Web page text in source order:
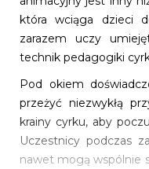
która wciąga dzieci
zarazem uczy
technik pedagogiki
Pod okiem
przeżyć niezwykłą
krainy cyrku, aby
Uczestnicy podczas
nawet mogą wspólnie